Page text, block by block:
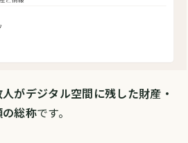
がデジタル空間に残した財産・
総称です。